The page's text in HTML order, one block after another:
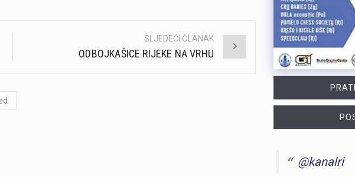
SLJEDEĆI ČLANAK
ODBOJKAŠICE RIJEKE NA VRHU
@kanalri